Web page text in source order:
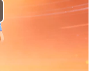
部门服务